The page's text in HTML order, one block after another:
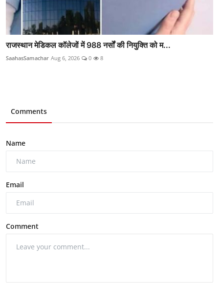
राजस्थान मेडिकल कॉलेजों में 988 नर्सों की नियुक्ति को म...
SaahasSamachar Aug 6, 2026 0 8
Comments
Name
Email
Comment